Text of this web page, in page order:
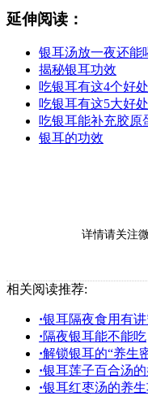
延伸阅读：
银耳汤放一夜还能
揭秘银耳功效
吃银耳有这4个好处
吃银耳有这5大好处
吃银耳能补充胶原
银耳的功效
详情请关注
相关阅读推荐:
·银耳隔夜食用有讲
·隔夜银耳能不能吃
·解锁银耳的“养生
·银耳莲子百合汤
·银耳红枣汤的养